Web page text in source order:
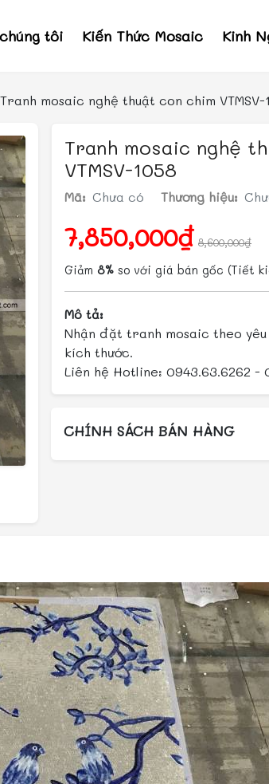
tôi Kiến Thức Mosaic Kinh
Tranh mosaic nghệ thuật con chim VTMSV-
Tranh mosaic nghệ
VTMSV-1058
Mã: Chưa có Thương hiệu:
7,850,000₫ 8,600,000₫
Giảm 8% so với giá bán gốc (Tiết
Mô tả:
Nhận đặt tranh mosaic theo
kích thước.
Liên hệ Hotline: 0943.63.6262 -
CHÍNH SÁCH BÁN HÀNG